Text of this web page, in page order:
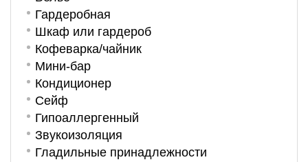
Гардеробная
Шкаф или гардероб
Кофеварка/чайник
Мини-бар
Кондиционер
Сейф
Гипоаллергенный
Звукоизоляция
Гладильные принадлежности